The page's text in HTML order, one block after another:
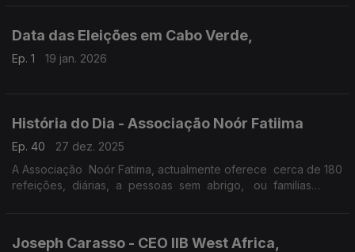
Data das Eleições em Cabo Verde,
Ep. 1 19 jan. 2026
História do Dia - Associação Noór Fatiima
Ep. 40
27 dez. 2025
A Associação Noór Fatima, actualmente oferece cerca de 180
refeições, diárias, a pessoas sem abrigo, ou familias
Joseph Carasso - CEO IIB West Africa,